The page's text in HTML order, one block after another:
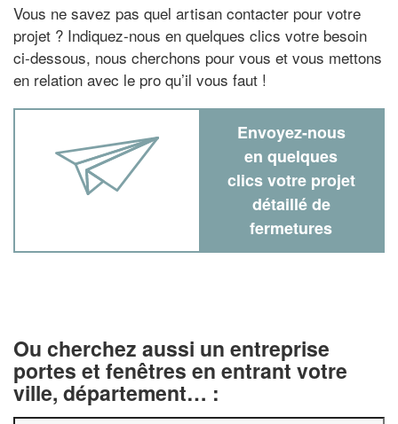
Vous ne savez pas quel artisan contacter pour votre
projet ? Indiquez-nous en quelques clics votre besoin
ci-dessous, nous cherchons pour vous et vous mettons
en relation avec le pro qu’il vous faut !
Envoyez-nous
en quelques
clics votre projet
détaillé de
fermetures
Ou cherchez aussi un entreprise
portes et fenêtres en entrant votre
ville, département… :